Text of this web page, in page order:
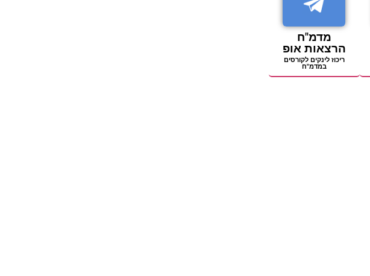
מדמ"ח
הרצאות אופ
ריכוז לינקים לקורסים
במדמ"ח